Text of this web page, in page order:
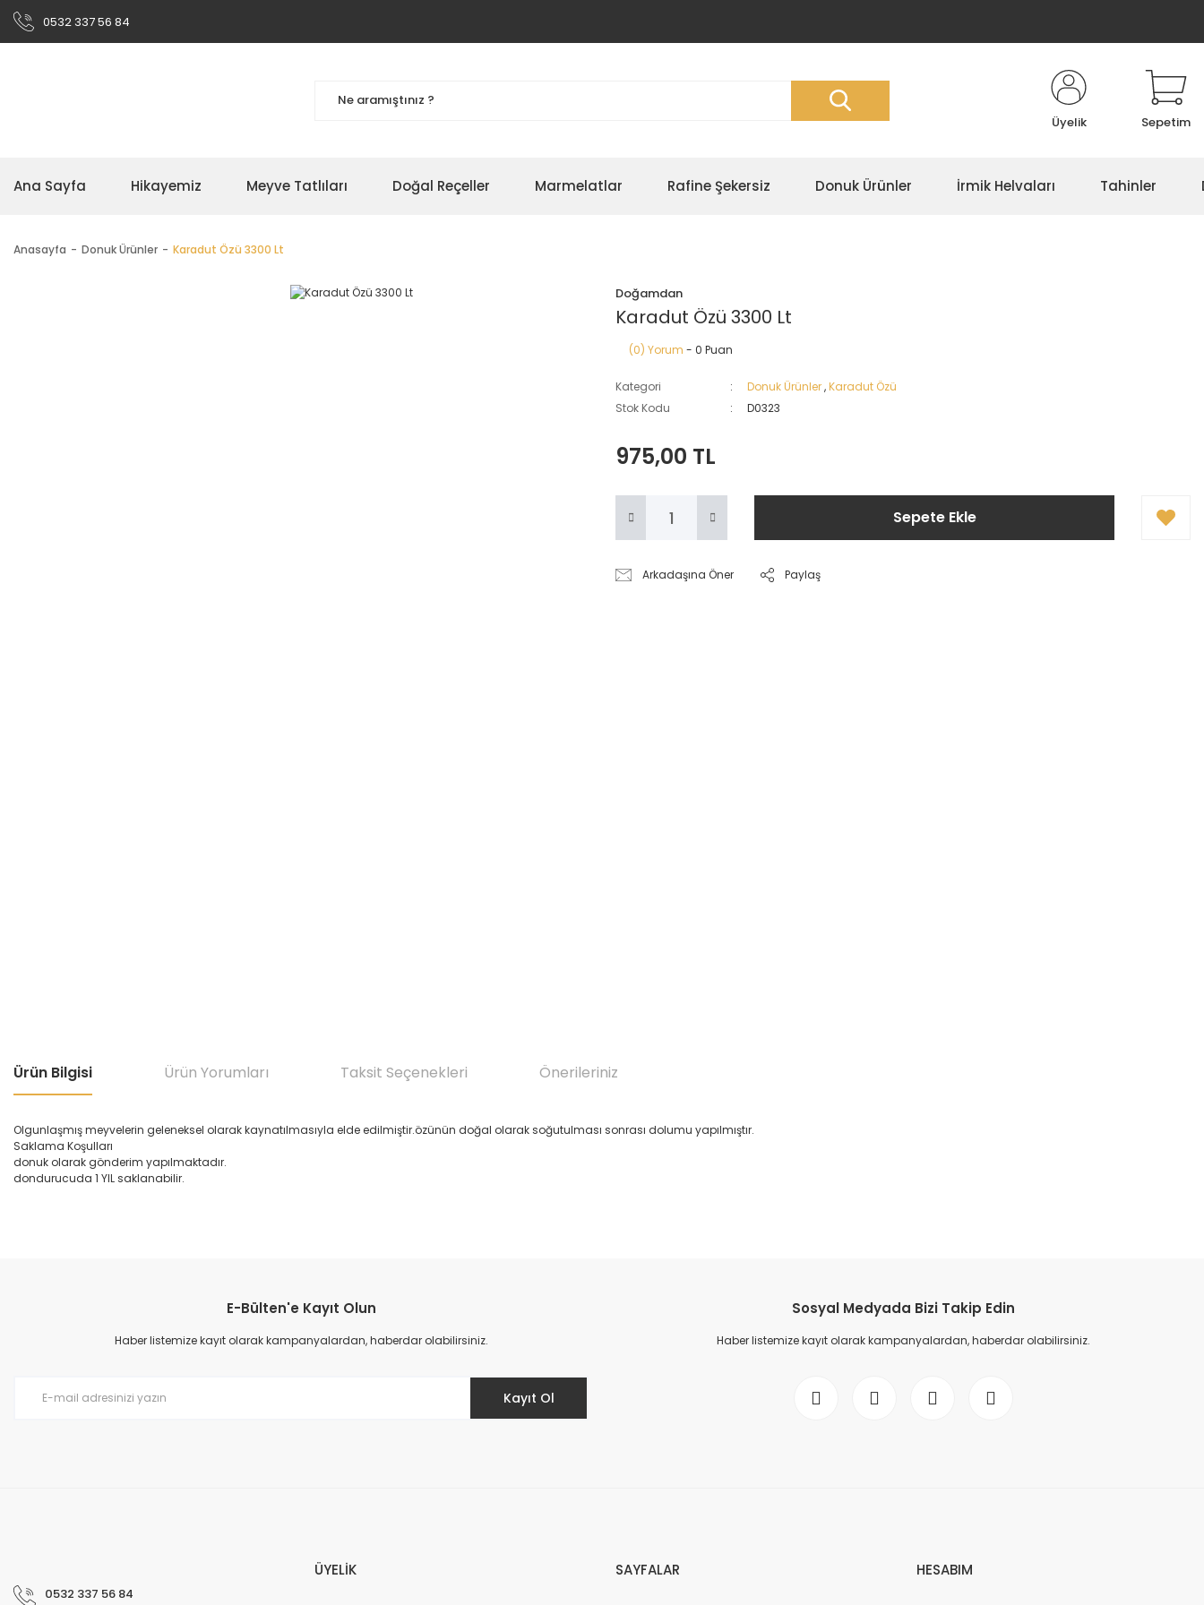
0532 337 56 84
Üyelik Sepetim
Ana Sayfa Hikayemiz Meyve Tatlıları Doğal Reçeller Marmelatlar Rafine Şekersiz Donuk Ürünler İrmik Helvaları Tahinler
Anasayfa Donuk Ürünler Karadut Özü 3300 Lt
Doğamdan
Karadut Özü 3300 Lt
(0) Yorum - 0 Puan
Kategori Donuk Ürünler,Karadut Özü
Stok Kodu
D0323
975,00 TL
Sepete Ekle
Arkadaşına Öner Paylaş
Ürün Bilgisi Ürün Yorumları Taksit Seçenekleri Önerileriniz
Olgunlaşmış meyvelerin geleneksel olarak kaynatılmasıyla elde edilmiştir.özünün doğal olarak soğutulması sonrası dolumu yapılmıştır.
Saklama Koşulları
donuk olarak gönderim yapılmaktadır.
dondurucuda 1 YIL saklanabilir.
Ürün resmi kalitesiz, bozuk veya görüntülenemiyor.
Ürün açıklamasında eksik bilgiler bulunuyor.
E-Bülten'e Kayıt Olun
Haber listemize kayıt olarak kampanyalardan, haberdar olabilirsiniz.
Kayıt Ol
Sosyal Medyada Bizi Takip Edin
Haber listemize kayıt olarak kampanyalardan, haberdar olabilirsiniz.
0532 337 56 84
ÜYELİK SAYFALAR HESABIM